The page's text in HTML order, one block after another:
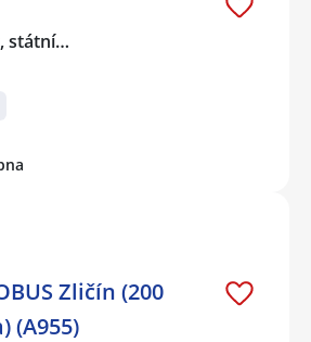
státní…
Zličín (200
(A955)